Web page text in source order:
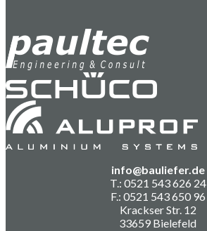
info@bauliefer.de
T.: 0521 543 626 24
F.: 0521 543 650 96
Krackser Str. 12
33659 Bielefeld